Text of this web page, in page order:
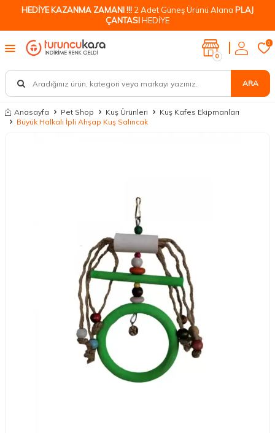
HEDİYE KAZANMA ZAMANI !!! 2 Adet Güneş Ürünü Alana PLAJ
ÇANTASIHEDİYE
ARA
0
0
Anasayfa Pet Shop Kuş Ürünleri
Kuş Kafes Ekipmanları
Büyük Halkalı İpli Ahşap Kuş Salıncak